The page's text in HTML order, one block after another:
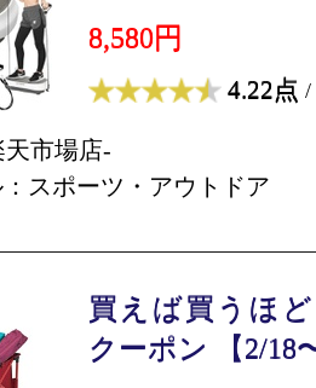
8,580円
4.22点 /
天市場店-
スポーツ・アウトドア
買えば買うほ
クーポン 【2/18